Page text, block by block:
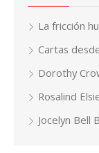
La fricción
Cartas
Dorothy
Rosalind
Jocelyn Bell